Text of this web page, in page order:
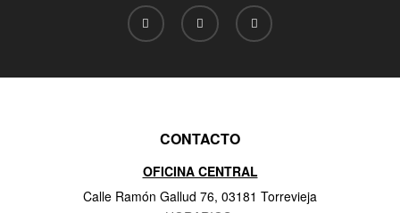
CONTACTO
OFICINA CENTRAL
Calle Ramón Gallud 76, 03181 Torrevieja